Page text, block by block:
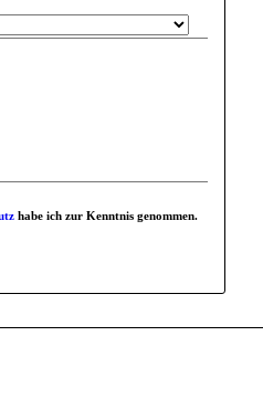
habe ich zur Kenntnis genommen.